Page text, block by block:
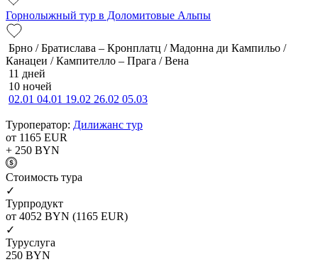
Горнолыжный тур в Доломитовые Альпы
Брно / Братислава – Кронплатц / Мадонна ди Кампильо /
Канацеи / Кампителло – Прага / Вена
11 дней
10 ночей
02.01 04.01 19.02 26.02 05.03
Туроператор: Дилижанс тур
от 1165 EUR
+ 250 BYN
Cтоимость тура
✓
Турпродукт
от 4052 BYN (1165 EUR)
✓
Туруслуга
250 BYN